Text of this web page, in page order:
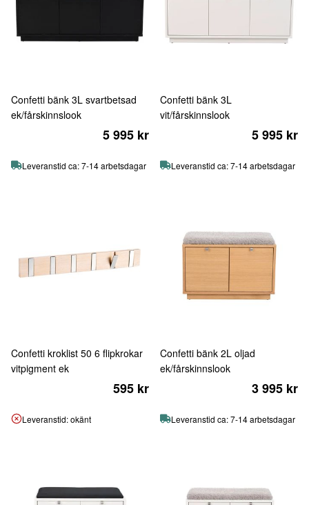
Confetti bänk 3L svartbetsad
ek/fårskinnslook
5 995 kr
Leveranstid ca: 7-14 arbetsdagar
Confetti bänk 3L
vit/fårskinnslook
5 995 kr
Leveranstid ca: 7-14 arbetsdagar
Confetti kroklist 50 6 flipkrokar
vitpigment ek
595 kr
Leveranstid: okänt
Confetti bänk 2L oljad
ek/fårskinnslook
3 995 kr
Leveranstid ca: 7-14 arbetsdagar